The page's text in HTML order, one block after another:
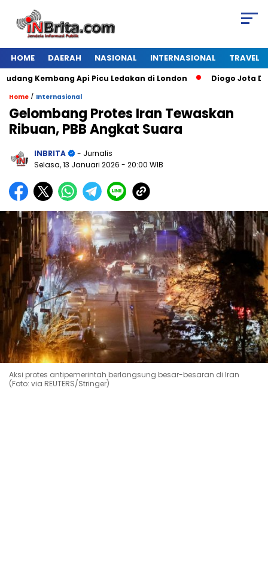
HOME DAERAH NASIONAL INTERNASIONAL TRAVEL
Kembang Api Picu Ledakan di London Diogo Jota Dies
Home / Internasional
Gelombang Protes Iran Tewaskan
Ribuan, PBB Angkat Suara
INBRITA
- Jurnalis
Selasa, 13 Januari 2026 - 20:00 WIB
Aksi protes antipemerintah berlangsung besar-besaran di Iran
(Foto: via REUTERS/Stringer)